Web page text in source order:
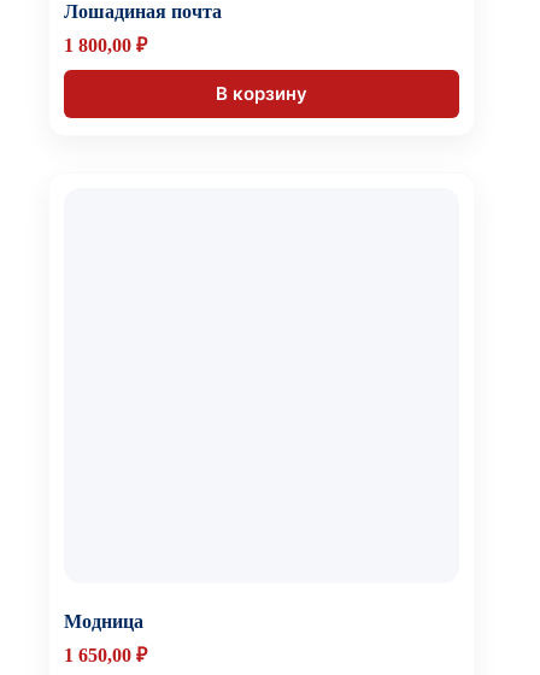
Лошадиная почта
1 800,00 ₽
В корзину
Модница
1 650,00 ₽